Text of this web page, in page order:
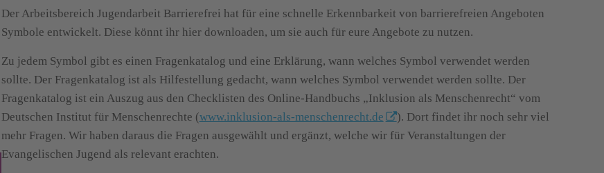
Der Arbeitsbereich Jugendarbeit Barrierefrei hat für eine schnelle Erkennbarkeit von barrierefreien Angeboten
Symbole entwickelt. Diese könnt ihr hier downloaden, um sie auch für eure Angebote zu nutzen.
Zu jedem Symbol gibt es einen Fragenkatalog und eine Erklärung, wann welches Symbol verwendet werden
sollte. Der Fragenkatalog ist als Hilfestellung gedacht, wann welches Symbol verwendet werden sollte. Der
Fragenkatalog ist ein Auszug aus den Checklisten des Online-Handbuchs „Inklusion als Menschenrecht“ vom
Deutschen Institut für Menschenrechte (www.inklusion-als-menschenrecht.de
). Dort findet ihr noch sehr viel
mehr Fragen. Wir haben daraus die Fragen ausgewählt und ergänzt, welche wir für Veranstaltungen der
Evangelischen Jugend als relevant erachten.